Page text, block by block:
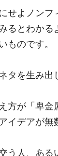
せよノン
るとわか
ものです。
タを生み出
方が「卑
イデアが無
う人、あ